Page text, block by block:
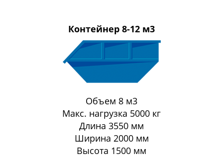
Контейнер 8-12 м3
Объем 8 м3
Макс. нагрузка 5000 кг
Длина 3550 мм
Ширина 2000 мм
Высота 1500 мм